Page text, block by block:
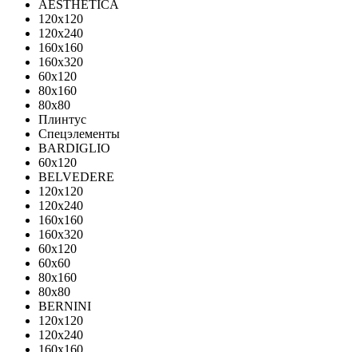
AESTHETICA
120x120
120x240
160x160
160x320
60x120
80x160
80x80
Плинтус
Спецэлементы
BARDIGLIO
60x120
BELVEDERE
120x120
120x240
160x160
160x320
60x120
60x60
80x160
80x80
BERNINI
120x120
120x240
160x160